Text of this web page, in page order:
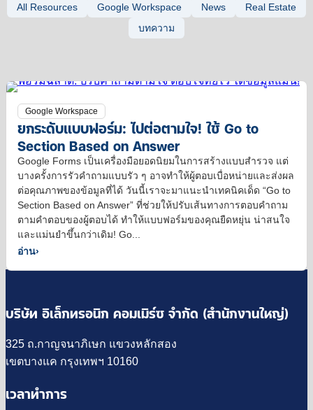
All Resources Google Workspace News
Real Estate
บทความ
Google Workspace
ยกระดับแบบฟอร์ม: ไปต่อตามใจ! ใช้ Go to
Section Based on Answer
Google Forms เป็นเครื่องมือยอดนิยมในการสร้างแบบสำรวจ แต่
บางครั้งการรัวคำถามแบบรัว ๆ อาจทำให้ผู้ตอบเบื่อหน่ายและส่งผล
ต่อคุณภาพของข้อมูลที่ได้ วันนี้เราจะมาแนะนำเทคนิคเด็ด “Go to
Section Based on Answer” ที่ช่วยให้ปรับเส้นทางการตอบคำถาม
ตามคำตอบของผู้ตอบได้ ทำให้แบบฟอร์มของคุณยืดหยุ่น น่าสนใจ
และแม่นยำขึ้นกว่าเดิม! Go...
อ่าน›
บริษัท อิเล็กทรอนิก คอมเมิร์ซ จำกัด (สำนักงานใหญ่)
325 ถ.กาญจนาภิเษก แขวงหลักสอง
เขตบางแค กรุงเทพฯ 10160
เวลาทำการ